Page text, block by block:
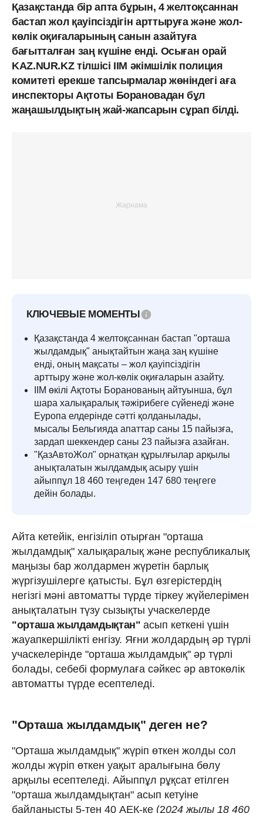
Қазақстанда бір апта бұрын, 4 желтоқсаннан
бастап жол қауіпсіздігін арттыруға және жол-
көлік оқиғаларының санын азайтуға
бағытталған заң күшіне енді. Осыған орай
KAZ.NUR.KZ тілшісі ІІМ әкімшілік полиция
комитеті ерекше тапсырмалар жөніндегі аға
инспекторы Ақтоты Борановадан бұл
жаңашылдықтың жай-жапсарын сұрап білді.
КЛЮЧЕВЫЕ МОМЕНТЫ
Қазақстанда 4 желтоқсаннан бастап "орташа
жылдамдық" анықтайтын жаңа заң күшіне
енді, оның мақсаты – жол қауіпсіздігін
арттыру және жол-көлік оқиғаларын азайту.
ІІМ өкілі Ақтоты Бoранованың айтуынша, бұл
шара халықаралық тәжірибеге сүйенеді және
Еуропа елдерінде сәтті қолданылады,
мысалы Бельгияда апаттар саны 15 пайызға,
зардап шеккендер саны 23 пайызға азайған.
"ҚазАвтоЖол" орнатқан құрылғылар арқылы
анықталатын жылдамдық асыру үшін
айыппұл 18 460 теңгеден 147 680 теңгеге
дейін болады.
Айта кетейік, енгізіліп отырған "орташа
жылдамдық" халықаралық және республикалық
маңызы бар жолдармен жүретін барлық
жүргізушілерге қатысты. Бұл өзгерістердің
негізгі мәні автоматты түрде тіркеу жүйелерімен
анықталатын түзу сызықты учаскелерде
"орташа жылдамдықтан"асып кеткені үшін
жауапкершілікті енгізу. Яғни жолдардың әр түрлі
учаскелерінде "орташа жылдамдық" әр түрлі
болады, себебі формулаға сәйкес әр автокөлік
автоматты түрде есептеледі.
"Орташа жылдамдық" деген не?
"Орташа жылдамдық" жүріп өткен жолды сол
жолды жүріп өткен уақыт аралығына бөлу
арқылы есептеледі. Айыппұл рұқсат етілген
"орташа жылдамдықтан" асып кетуіне
байланысты 5-тен 40 АЕК-ке (2024 жылы 18 460